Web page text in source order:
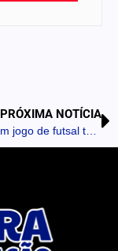
PRÓXIMA NOTÍCIA
Confusão em jogo de futsal termina com apreensão de droga em Ivaiporã